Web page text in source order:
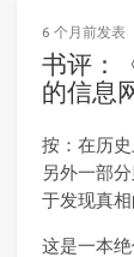
6 个月前发表
书评：
的信息
按：在历
另外一部
于发现真
这是一本